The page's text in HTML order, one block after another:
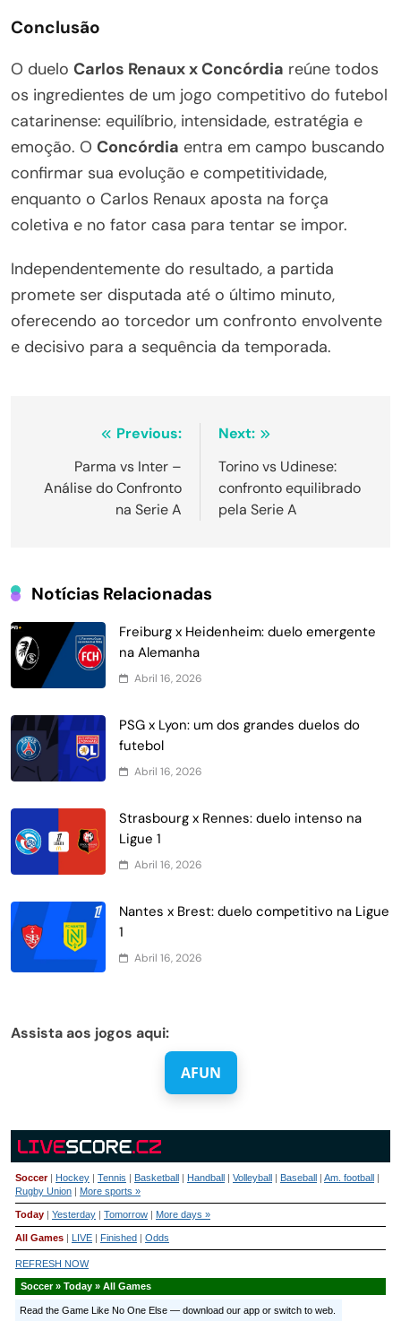
Conclusão
O duelo Carlos Renaux x Concórdia reúne todos
os ingredientes de um jogo competitivo do futebol
catarinense: equilíbrio, intensidade, estratégia e
emoção. O Concórdia entra em campo buscando
confirmar sua evolução e competitividade,
enquanto o Carlos Renaux aposta na força
coletiva e no fator casa para tentar se impor.
Independentemente do resultado, a partida
promete ser disputada até o último minuto,
oferecendo ao torcedor um confronto envolvente
e decisivo para a sequência da temporada.
Navegação
Post
Previous:
Parma vs Inter –
Análise do Confronto
na Serie A
Next:
Torino vs Udinese:
confronto equilibrado
pela Serie A
Notícias Relacionadas
Freiburg x Heidenheim: duelo emergente
na Alemanha
Abril 16, 2026
PSG x Lyon: um dos grandes duelos do
futebol
Abril 16, 2026
Strasbourg x Rennes: duelo intenso na
Ligue 1
Abril 16, 2026
Nantes x Brest: duelo competitivo na Ligue
1
Abril 16, 2026
Assista aos jogos aqui:
AFUN